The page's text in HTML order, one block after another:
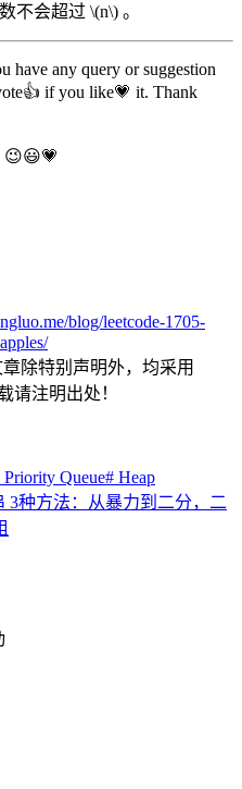
不会超过 \(n\) 。
have any query or suggestion
if you like💗 it. Thank
😉😃💗
blog/leetcode-1705-
除特别声明外，均采用
请注明出处！
Priority Queue# Heap
3种方法：从暴力到二分，二